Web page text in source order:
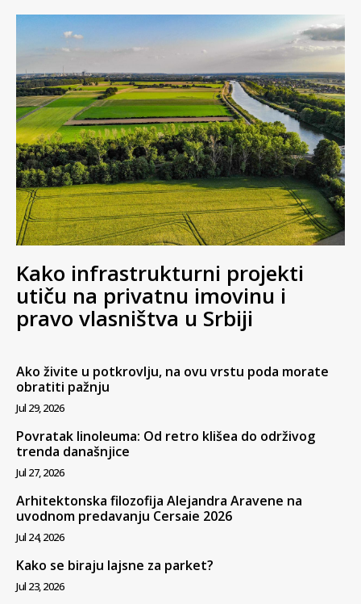
Kako infrastrukturni projekti
utiču na privatnu imovinu i
pravo vlasništva u Srbiji
Ako živite u potkrovlju, na ovu vrstu poda morate
obratiti pažnju
Jul 29, 2026
Povratak linoleuma: Od retro klišea do održivog
trenda današnjice
Jul 27, 2026
Arhitektonska filozofija Alejandra Aravene na
uvodnom predavanju Cersaie 2026
Jul 24, 2026
Kako se biraju lajsne za parket?
Jul 23, 2026